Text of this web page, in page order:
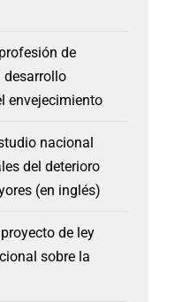
de
desarrollo
envejecimiento
nacional
del deterioro
(en inglés)
de ley
sobre la